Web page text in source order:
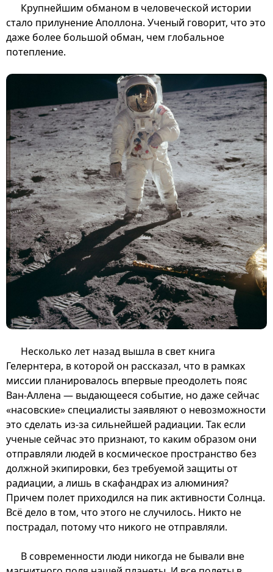
Крупнейшим обманом в человеческой истории
стало прилунение Аполлона. Ученый говорит, что это
даже более большой обман, чем глобальное
потепление.
Несколько лет назад вышла в свет книга
Гелернтера, в которой он рассказал, что в рамках
миссии планировалось впервые преодолеть пояс
Ван-Аллена — выдающееся событие, но даже сейчас
«насовские» специалисты заявляют о невозможности
это сделать из-за сильнейшей радиации. Так если
ученые сейчас это признают, то каким образом они
отправляли людей в космическое пространство без
должной экипировки, без требуемой защиты от
радиации, а лишь в скафандрах из алюминия?
Причем полет приходился на пик активности Солнца.
Всё дело в том, что этого не случилось. Никто не
пострадал, потому что никого не отправляли.
В современности люди никогда не бывали вне